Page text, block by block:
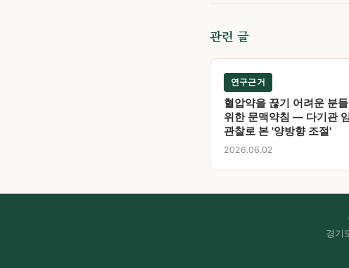
관련 글
연구근거
혈압약을 끊기 어려운 분
위한 문맥약침 — 다기관
관찰로 본 '양방향 조절'
2026.06.02
경기